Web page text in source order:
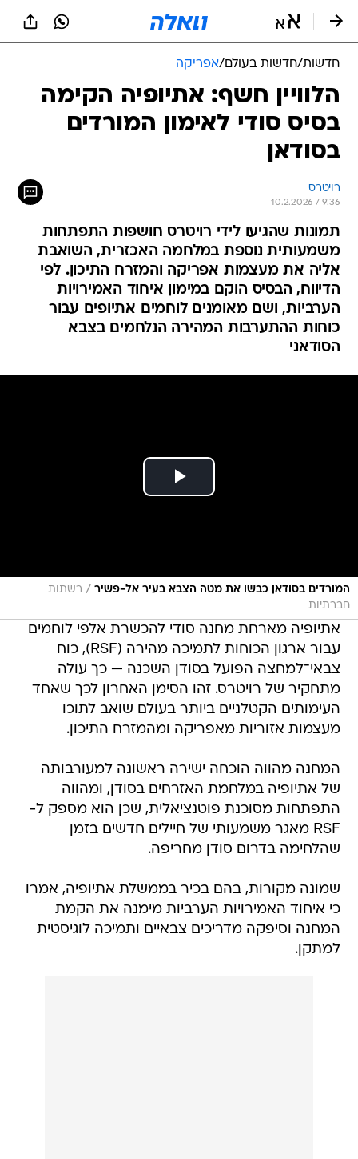
חדשות/חדשות בעולם/אפריקה
הלוויין חשף: אתיופיה הקימה
בסיס סודי לאימון המורדים
בסודאן
רויטרס
10.2.2026 / 9:36
תמונות שהגיעו לידי רויטרס חושפות התפתחות
משמעותית נוספת במלחמה האכזרית, השואבת
אליה את מעצמות אפריקה והמזרח התיכון. לפי
הדיווח, הבסיס הוקם במימון איחוד האמירויות
הערביות, ושם מאומנים לוחמים אתיופים עבור
כוחות ההתערבות המהירה הנלחמים בצבא
הסודאני
המורדים בסודאן כבשו את מטה הצבא בעיר אל-פשיר / רשתות
חברתיות
אתיופיה מארחת מחנה סודי להכשרת אלפי לוחמים
עבור ארגון הכוחות לתמיכה מהירה (RSF), כוח
צבאי־למחצה הפועל בסודן השכנה — כך עולה
מתחקיר של רויטרס. זהו הסימן האחרון לכך שאחד
העימותים הקטלניים ביותר בעולם שואב לתוכו
מעצמות אזוריות מאפריקה ומהמזרח התיכון.
המחנה מהווה הוכחה ישירה ראשונה למעורבותה
של אתיופיה במלחמת האזרחים בסודן, ומהווה
התפתחות מסוכנת פוטנציאלית, שכן הוא מספק ל-
RSF מאגר משמעותי של חיילים חדשים בזמן
שהלחימה בדרום סודן מחריפה.
שמונה מקורות, בהם בכיר בממשלת אתיופיה, אמרו
כי איחוד האמירויות הערביות מימנה את הקמת
המחנה וסיפקה מדריכים צבאיים ותמיכה לוגיסטית
למתקן.